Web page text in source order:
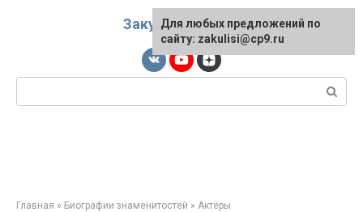
Закулисы
Поиск:
Главная » Биографии знаменитостей » Актёры
Для любых предложений по
сайту: zakulisi@cp9.ru